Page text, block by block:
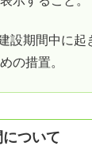
設期間中に起
の措置。
ついて